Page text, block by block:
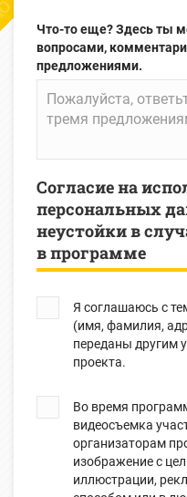
Что-то еще? Здесь ты
вопросами,
предложениями.
Согласие на
персональных
неустойки в
в программе
Я соглашаюсь с
(имя, фамилия,
переданы другим
проекта.
Во время
видеосъемка
организаторам
изображение с
иллюстрации,